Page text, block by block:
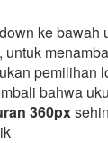
ke bawah
, untuk
pemilihan
bahwa
360px